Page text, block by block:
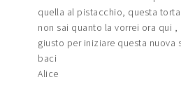
quella al pistacchio, questa
non sai quanto la vorrei ora qui
giusto per iniziare questa nuova
baci
Alice